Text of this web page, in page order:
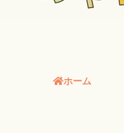
ホーム